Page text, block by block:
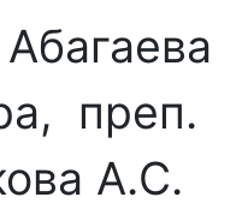
преп.
А.С.